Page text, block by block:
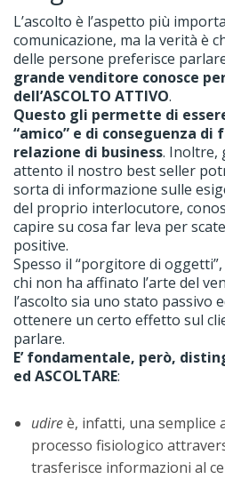
L’ascolto è l’aspetto più
comunicazione, ma la verità è
delle persone preferisce
grande venditore conosce
dell’ASCOLTO ATTIVO.
Questo gli permette di
“amico” e di conseguenza di
relazione di business. Inoltre,
attento il nostro best seller
sorta di informazione sulle
del proprio interlocutore,
capire su cosa far leva per
positive.
Spesso il “porgitore di
chi non ha affinato l’arte del
l’ascolto sia uno stato passivo
ottenere un certo effetto sul
parlare.
E’ fondamentale, però,
ed ASCOLTARE:
udireè, infatti, una semplice
processo fisiologico
trasferisce informazioni al